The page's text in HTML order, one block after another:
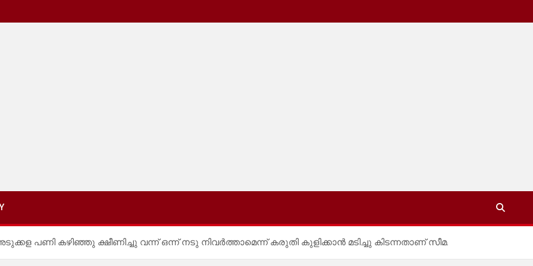
പണി കഴിഞ്ഞു ക്ഷീണിച്ചു വന്ന് ഒന്ന് നടു നിവർത്താമെന്ന് കരുതി കുളിക്കാൻ മടിച്ചു കിടന്നതാണ് സീമ.